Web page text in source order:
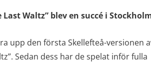
Waltz” blev en succé i
upp den första Skellefteå-versionen
Sedan dess har de spelat inför fulla